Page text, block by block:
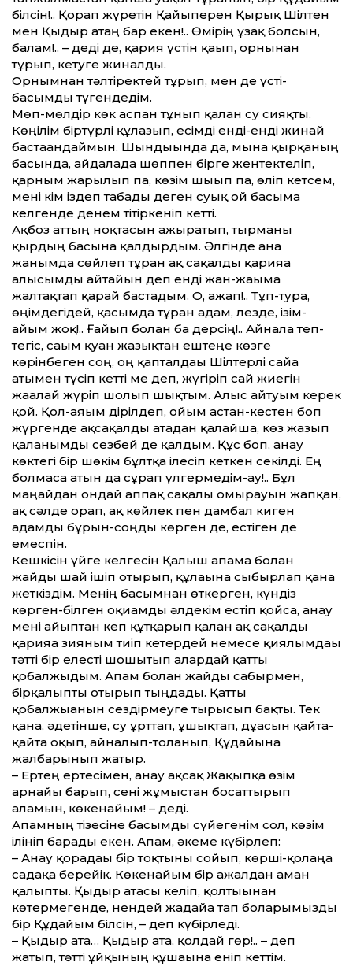
білсін!.. Қорғап жүретін Қайыперен Қырық Шілтен
мен Қыдыр атаң бар екен!.. Өмірің ұзақ болсын,
балам!.. – деді де, қария үстін қағып, орнынан
тұрып, кетуге жиналды.
Орнымнан тәлтіректей тұрып, мен де үсті-
басымды түгендедім.
Мөп-мөлдір көк аспан тұнып қалған су сияқты.
Көңілім біртүрлі құлазып, есімді енді-енді жинай
бастағандаймын. Шындығында да, мына қырқаның
басында, айдалада шөппен бірге жентектеліп,
қарным жарылып па, көзім шығып па, өліп кетсем,
мені кім іздеп табады деген суық ой басыма
келгенде денем тітіркеніп кетті.
Ақбоз аттың ноқтасын ажыратып, тырманы
қырдың басына қалдырдым. Әлгінде ғана
жанымда сөйлеп тұрған ақ сақалды қарияға
алғысымды айтайын деп енді жан-жағыма
жалтақтап қарай бастадым. О, ғажап!.. Тұп-тура,
өңімдегідей, қасымда тұрған адам, лезде, ізім-
ғайым жоқ!.. Ғайып болған ба дерсің!.. Айнала теп-
тегіс, сағым қуған жазықтан ештеңе көзге
көрінбеген соң, оң қапталдағы Шілтерлі сайға
атымен түсіп кетті ме деп, жүгіріп сай жиегін
жағалай жүріп шолып шықтым. Алғыс айтуым керек
қой. Қол-аяғым дірілдеп, ойым астан-кестен боп
жүргенде ақсақалды атадан қалайша, көз жазып
қалғанымды сезбей де қалдым. Құс боп, анау
көктегі бір шөкім бұлтқа ілесіп кеткен секілді. Ең
болмаса атын да сұрап үлгермедім-ау!.. Бұл
маңайдан ондай аппақ сақалы омырауын жапқан,
ақ сәлде орап, ақ көйлек пен дамбал киген
адамды бұрын-соңды көрген де, естіген де
емеспін.
Кешкісін үйге келгесін Қалыш апама болған
жайды шай ішіп отырып, құлағына сыбырлап қана
жеткіздім. Менің басымнан өткерген, күндіз
көрген-білген оқиғамды әлдекім естіп қойса, анау
мені ғайыптан кеп құтқарып қалған ақ сақалды
қарияға зияным тиіп кетердей немесе қиялымдағы
тәтті бір елесті шошытып алардай қатты
қобалжыдым. Апам болған жайды сабырмен,
бірқалыпты отырып тыңдады. Қатты
қобалжығанын сездірмеу­ге тырысып бақты. Тек
қана, әдетінше, су ұрттап, ұшықтап, дұғасын қайта-
қайта оқып, айналып-толғанып, Құдайына
жалбарынып жатыр.
– Ертең ертесімен, анау ақсақ Жақыпқа өзім
арнайы барып, сені жұмыстан босат­тырып
аламын, көкенайым! – деді.
Апамның тізесіне басымды сүйегенім сол, көзім
ілініп барады екен. Апам, әкеме күбірлеп:
– Анау қорадағы бір тоқтыны сойып, көрші-қолаңға
садақа берейік. Көкена­йым бір ажалдан аман
қалыпты. Қыдыр атасы келіп, қолтығынан
көтермегенде, нендей жағдайға тап боларымызды
бір Құдайым білсін, – деп күбірледі.
– Қыдыр ата… Қыдыр ата, қолдай гөр!.. – деп
жатып, тәтті ұйқының құшағына еніп кеттім.